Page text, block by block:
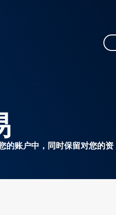
的账户中，同时保留对您的资